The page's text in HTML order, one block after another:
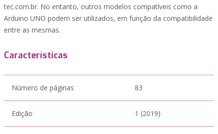
tec.com.br. No entanto, outros modelos compatíveis como a
Arduino UNO podem ser utilizados, em função da compatibilidade
entre as mesmas.
Características
Número de páginas 83
Edição 1 (2019)